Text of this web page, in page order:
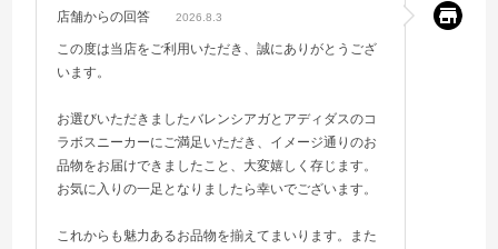
店舗からの回答 2026.8.3
この度は当店をご利用いただき、誠にありがとうござ
います。
お選びいただきましたバレンシアガとアディダスのコ
ラボスニーカーにご満足いただき、イメージ通りのお
品物をお届けできましたこと、大変嬉しく存じます。
お気に入りの一足となりましたら幸いでございます。
これからも魅力あるお品物を揃えてまいります。また